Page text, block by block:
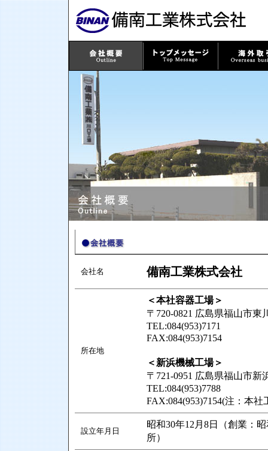
会社名 備南工業株式会社
所在地
＜本社容器工場＞
〒720-0821 広島県福山市東
TEL:084(953)7171
FAX:084(953)7154
＜新浜機械工場＞
〒721-0951 広島県福山市新
TEL:084(953)7788
FAX:084(953)7154(注：本社
設立年月日
昭和30年12月8日（創業：
所）